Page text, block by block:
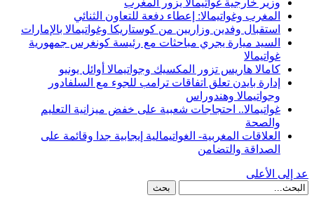
وزير خارجية غواتيمالا يزور المغرب
المغرب وغواتيمالا: إعطاء دفعة للتعاون الثنائي
استقبال وفدين وزاريين من كوستاريكا وغواتيمالا بالإمارات
السيد ميارة يجري مباحثات مع رئيسة كونغرس جمهورية
غواتيمالا
كامالا هاريس تزور المكسيك وجواتيمالا أوائل يونيو
إدارة بايدن تعلق اتفاقات ترامب للجوء مع السلفادور
وجواتيمالا وهندوراس
غواتيمالا.. احتجاجات شعبية على خفض ميزانية التعليم
والصحة
العلاقات المغربية- الغواتيمالية إيجابية جدا وقائمة على
الصداقة والتضامن
عد إلى الأعلى